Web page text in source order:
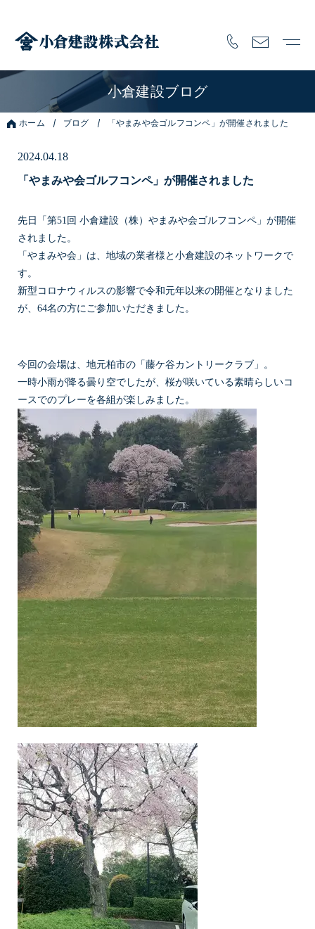
小倉建設ブログ
ホーム ブログ 「やまみや会ゴルフコンペ」が開催されました
2024.04.18
「やまみや会ゴルフコンペ」が開催されました
先日「第51回 小倉建設（株）やまみや会ゴルフコンペ」が開催
されました。
「やまみや会」は、地域の業者様と小倉建設のネットワークで
す。
新型コロナウィルスの影響で令和元年以来の開催となりました
が、64名の方にご参加いただきました。
今回の会場は、地元柏市の「藤ケ谷カントリークラブ」。
一時小雨が降る曇り空でしたが、桜が咲いている素晴らしいコ
ースでのプレーを各組が楽しみました。